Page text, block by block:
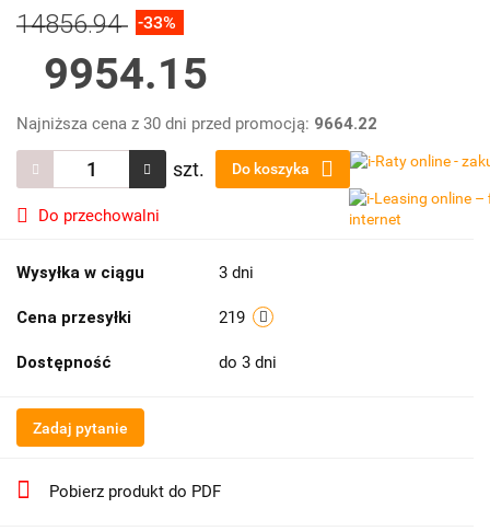
14856.94 -33%
9954.15
Najniższa cena z 30 dni przed promocją: 9664.22
szt. Do koszyka
Do przechowalni
Wysyłka w ciągu 3 dni
Cena przesyłki 219
Dostępność do 3 dni
Zadaj pytanie
Pobierz produkt do PDF